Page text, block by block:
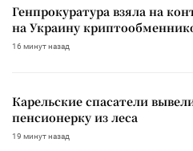
Генпрокуратура взяла на
на Украину
16 минут назад
Карельские спасатели
пенсионерку из леса
19 минут назад